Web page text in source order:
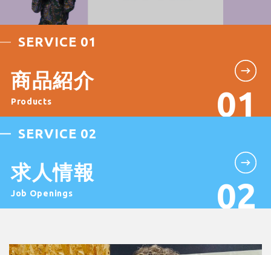
SERVICE 01
商品紹介
Products
SERVICE 02
求人情報
Job Openings